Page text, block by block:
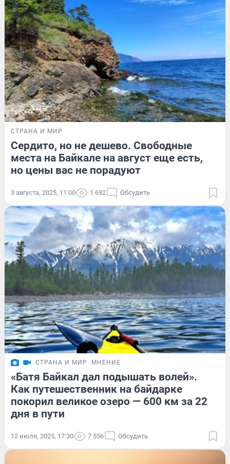
СТРАНА И МИР
Сердито, но не дешево. Свободные
места на Байкале на август еще есть,
но цены вас не порадуют
3 августа, 2025, 11:00 1 692 Обсудить
СТРАНА И МИР МНЕНИЕ
«Батя Байкал дал подышать волей».
Как путешественник на байдарке
покорил великое озеро — 600 км за 22
дня в пути
12 июля, 2025, 17:30 7 556 Обсудить